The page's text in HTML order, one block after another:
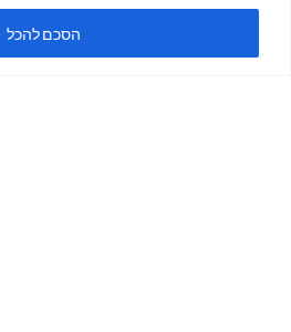
הסכם להכל
ה